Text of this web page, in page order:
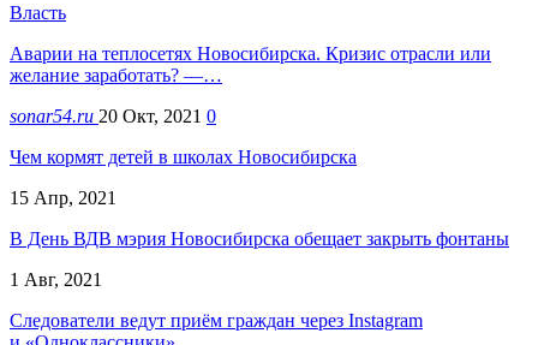
Власть
Аварии на теплосетях Новосибирска. Кризис отрасли или
желание заработать? —…
sonar54.ru 20 Окт, 2021 0
Чем кормят детей в школах Новосибирска
15 Апр, 2021
В День ВДВ мэрия Новосибирска обещает закрыть фонтаны
1 Авг, 2021
Следователи ведут приём граждан через Instagram